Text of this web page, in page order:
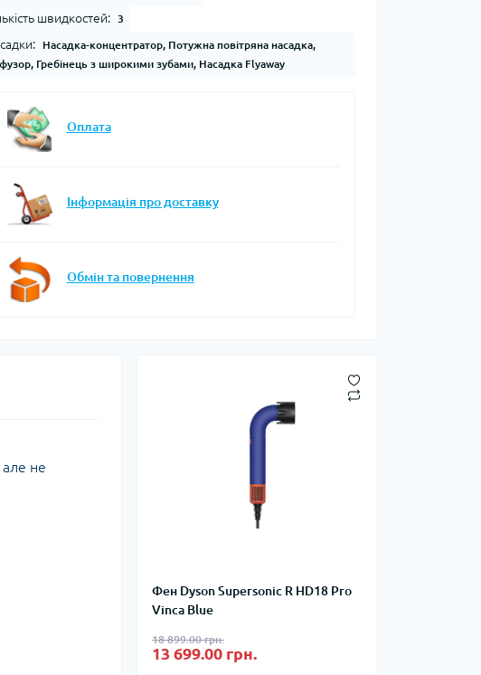
швидкостей: 3
Насадка-концентратор, Потужна повітряна насадка,
Гребінець з широкими зубами, Насадка Flyaway
Оплата
Інформація про доставку
Обмін та повернення
Фен Dyson Supersonic R HD18 Pro
Vinca Blue
18 899.00 грн.
13 699.00 грн.
але не